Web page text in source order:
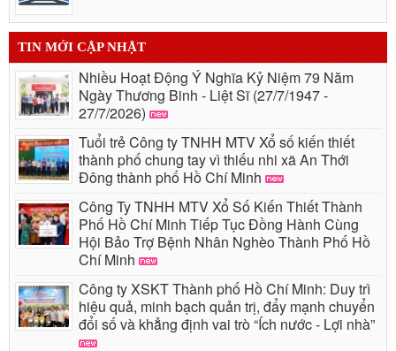
TIN MỚI CẬP NHẬT
Nhiều Hoạt Động Ý Nghĩa Kỷ Niệm 79 Năm
Ngày Thương Binh - Liệt Sĩ (27/7/1947 -
27/7/2026)
Tuổi trẻ Công ty TNHH MTV Xổ số kiến thiết
thành phố chung tay vì thiếu nhi xã An Thới
Đông thành phố Hồ Chí Minh
Công Ty TNHH MTV Xổ Số Kiến Thiết Thành
Phố Hồ Chí Minh Tiếp Tục Đồng Hành Cùng
Hội Bảo Trợ Bệnh Nhân Nghèo Thành Phố Hồ
Chí Minh
Công ty XSKT Thành phố Hồ Chí Minh: Duy trì
hiệu quả, minh bạch quản trị, đẩy mạnh chuyển
đổi số và khẳng định vai trò “Ích nước - Lợi nhà”